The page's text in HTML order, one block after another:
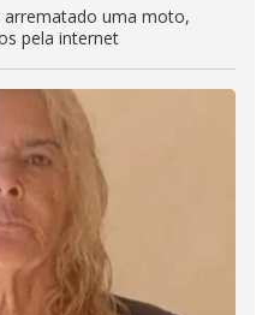
uma moto,
pela internet